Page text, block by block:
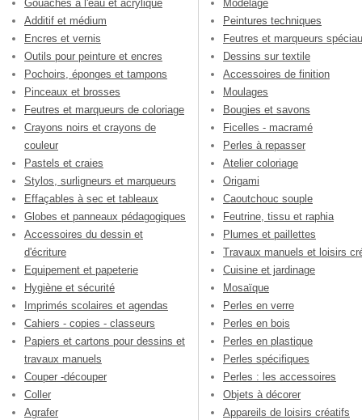
Gouaches à l'eau et acrylique
Additif et médium
Encres et vernis
Outils pour peinture et encres
Pochoirs, éponges et tampons
Pinceaux et brosses
Feutres et marqueurs de coloriage
Crayons noirs et crayons de
couleur
Pastels et craies
Stylos, surligneurs et marqueurs
Effaçables à sec et tableaux
Globes et panneaux pédagogiques
Accessoires du dessin et
d'écriture
Equipement et papeterie
Hygiène et sécurité
Imprimés scolaires et agendas
Cahiers - copies - classeurs
Papiers et cartons pour dessins et
travaux manuels
Couper -découper
Coller
Agrafer
Modelage
Peintures techniques
Feutres et marqueurs
Dessins sur textile
Accessoires de finition
Moulages
Bougies et savons
Ficelles - macramé
Perles à repasser
Atelier coloriage
Origami
Caoutchouc souple
Feutrine, tissu et raphia
Plumes et paillettes
Travaux manuels et loisirs
Cuisine et jardinage
Mosaïque
Perles en verre
Perles en bois
Perles en plastique
Perles spécifiques
Perles : les accessoires
Objets à décorer
Appareils de loisirs créatifs